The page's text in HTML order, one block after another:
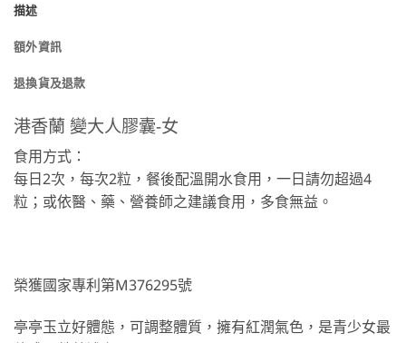
描述
額外資訊
退換貨及退款
港香蘭 變大人膠囊-女
食用方式：
每日2次，每次2粒，餐後配溫開水食用，一日請勿超過4
粒；或依醫、藥、營養師之建議食用，多食無益。
榮獲國家專利第M376295號
亭亭玉立好體態，可調整體質，擁有紅潤氣色，是青少女最